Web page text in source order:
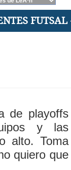
de playoffs
y las
alto. Toma
quiero que